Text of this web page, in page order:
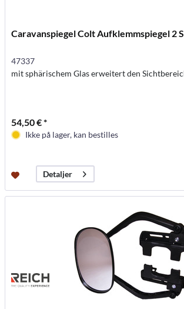
Caravanspiegel Colt Aufklemmspiegel 2
47337
mit sphärischem Glas erweitert den
54,50 € *
Ikke på lager, kan bestilles
Detaljer